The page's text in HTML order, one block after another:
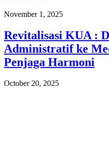
November 1, 2025
Revitalisasi KUA :
Administratif ke
Penjaga Harmoni
October 20, 2025